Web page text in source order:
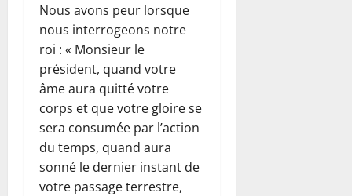
Nous avons peur lorsque
nous interrogeons notre
roi : « Monsieur le
président, quand votre
âme aura quitté votre
corps et que votre gloire se
sera consumée par l’action
du temps, quand aura
sonné le dernier instant de
votre passage terrestre,